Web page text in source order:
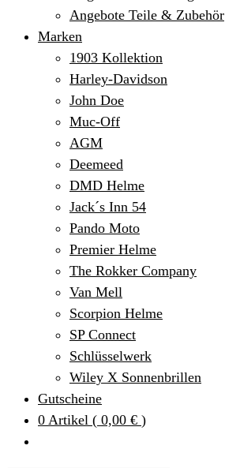
Angebote Teile & Zubehör
Marken
1903 Kollektion
Harley-Davidson
John Doe
Muc-Off
AGM
Deemeed
DMD Helme
Jack´s Inn 54
Pando Moto
Premier Helme
The Rokker Company
Van Mell
Scorpion Helme
SP Connect
Schlüsselwerk
Wiley X Sonnenbrillen
Gutscheine
0 Artikel ( 0,00 € )